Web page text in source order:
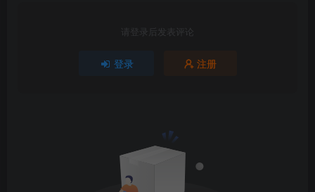
请登录后发表评论
登录 注册